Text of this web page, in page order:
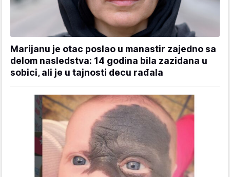
Marijanu je otac poslao u manastir zajedno sa
delom nasledstva: 14 godina bila zazidana u
sobici, ali je u tajnosti decu rađala